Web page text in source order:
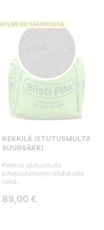
KOLME ERI SÄKKIKOKOA
KEKKILÄ ISTUTUSMULTA
SUURSÄKKI
Kekkilä istutusmulta
pihapuutarhojen istutuksille
sekä...
Hinta
89,00 €